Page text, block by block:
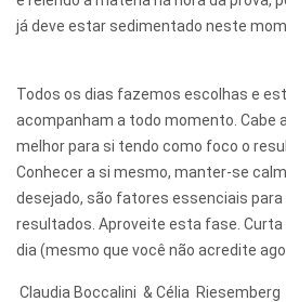
já deve estar sedimentado neste
Todos os dias fazemos escolhas e
acompanham a todo momento. Cabe
melhor para si tendo como foco o
Conhecer a si mesmo, manter-se
desejado, são fatores essenciais
resultados. Aproveite esta fase.
dia (mesmo que você não acredite
Claudia Boccalini & Célia Riesemberg